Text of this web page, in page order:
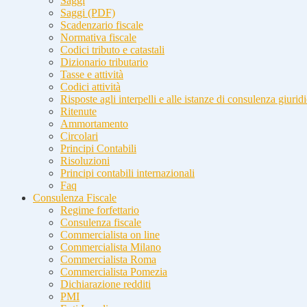
Saggi (PDF)
Scadenzario fiscale
Normativa fiscale
Codici tributo e catastali
Dizionario tributario
Tasse e attività
Codici attività
Risposte agli interpelli e alle istanze di consulenza
Ritenute
Ammortamento
Circolari
Principi Contabili
Risoluzioni
Principi contabili internazionali
Faq
Consulenza Fiscale
Regime forfettario
Consulenza fiscale
Commercialista on line
Commercialista Milano
Commercialista Roma
Commercialista Pomezia
Dichiarazione redditi
PMI